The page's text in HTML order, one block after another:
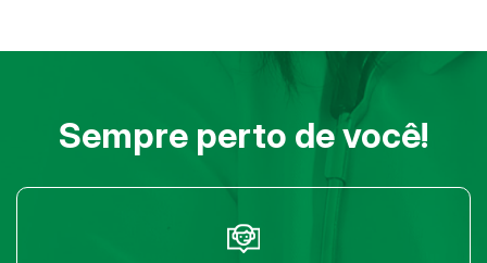
Sempre perto de você!